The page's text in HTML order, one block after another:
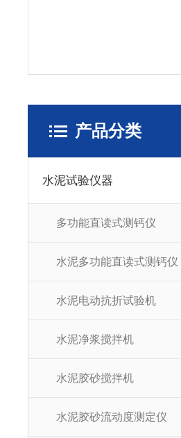
产品分类
水泥试验仪器
多功能直读式测钙仪
水泥多功能直读式测钙仪
水泥电动抗折试验机
水泥净浆搅拌机
水泥胶砂搅拌机
水泥胶砂流动度测定仪